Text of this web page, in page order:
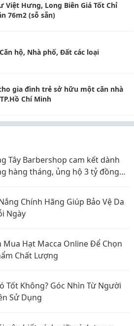
Việt Hưng, Long Biên Giá Tốt Chỉ
76m2 (sỗ sẵn)
hộ, Nhà phố, Đất các loại
gia đình trẻ sở hữu một căn nhà
Chí Minh
Tây Barbershop cam kết dành
hàng tháng, ủng hộ 3 tỷ đồng
Chính Hãng Giúp Bảo Vệ Da
Ngày
Mua Hạt Macca Online Để Chọn
Chất Lượng
Tốt Không? Góc Nhìn Từ Người
Sử Dụng